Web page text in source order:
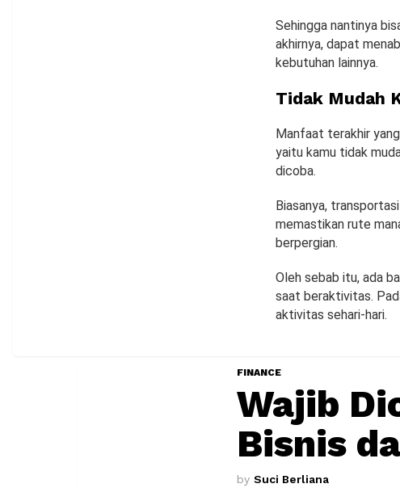
Sehingga nantinya
akhirnya, dapat
kebutuhan lainnya.
Tidak Mudah
Manfaat terakhir
yaitu kamu tidak
dicoba.
Biasanya,
memastikan rute
berpergian.
Oleh sebab itu, ada
saat beraktivitas.
aktivitas sehari-hari.
FINANCE
Wajib
Bisnis
by Suci Berliana